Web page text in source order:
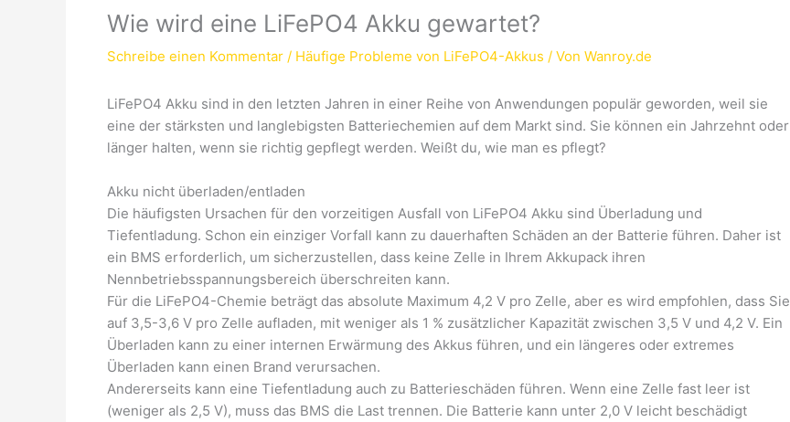
Wie wird eine LiFePO4 Akku gewartet?
Schreibe einen Kommentar / Häufige Probleme von LiFePO4-Akkus / Von Wanroy.de
LiFePO4 Akku sind in den letzten Jahren in einer Reihe von Anwendungen populär geworden, weil sie
eine der stärksten und langlebigsten Batteriechemien auf dem Markt sind. Sie können ein Jahrzehnt oder
länger halten, wenn sie richtig gepflegt werden. Weißt du, wie man es pflegt?
Akku nicht überladen/entladen
Die häufigsten Ursachen für den vorzeitigen Ausfall von LiFePO4 Akku sind Überladung und
Tiefentladung. Schon ein einziger Vorfall kann zu dauerhaften Schäden an der Batterie führen. Daher ist
ein BMS erforderlich, um sicherzustellen, dass keine Zelle in Ihrem Akkupack ihren
Nennbetriebsspannungsbereich überschreiten kann.
Für die LiFePO4-Chemie beträgt das absolute Maximum 4,2 V pro Zelle, aber es wird empfohlen, dass Sie
auf 3,5-3,6 V pro Zelle aufladen, mit weniger als 1 % zusätzlicher Kapazität zwischen 3,5 V und 4,2 V. Ein
Überladen kann zu einer internen Erwärmung des Akkus führen, und ein längeres oder extremes
Überladen kann einen Brand verursachen.
Andererseits kann eine Tiefentladung auch zu Batterieschäden führen. Wenn eine Zelle fast leer ist
(weniger als 2,5 V), muss das BMS die Last trennen. Die Batterie kann unter 2,0 V leicht beschädigt